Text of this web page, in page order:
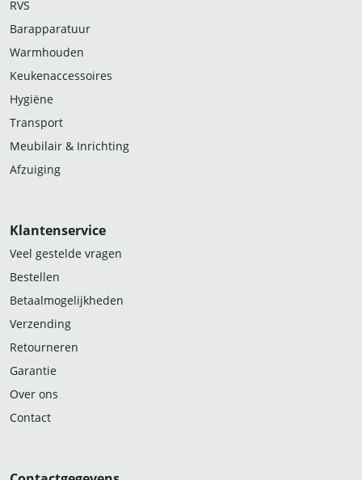
RVS
Barapparatuur
Warmhouden
Keukenaccessoires
Hygiëne
Transport
Meubilair & Inrichting
Afzuiging
Klantenservice
Veel gestelde vragen
Bestellen
Betaalmogelijkheden
Verzending
Retourneren
Garantie
Over ons
Contact